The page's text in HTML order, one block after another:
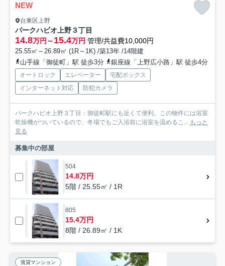
NEW
台東区上野
パークハビオ上野３丁目
14.8万円～15.4万円 管理/共益費10,000円
25.55㎡～26.89㎡ (1R～1K) /築13年 /14階建
山手線「御徒町」駅 徒歩3分
銀座線「上野広小路」駅 徒歩4分
オートロック エレベーター
宅配ボックス
インターネット対応
防犯カメラ
パークハビオ上野３丁目：御徒町駅にも近くて便利。この物件には浴室
乾燥機がついているので、冬場でもご入浴前に浴室を温めるこ... もっと
見る
募集中の部屋
504
14.8万円
5階 / 25.55㎡ / 1R
805
15.4万円
8階 / 26.89㎡ / 1K
賃貸マンション